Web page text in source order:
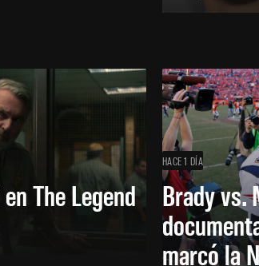
The Legend
HACE 1 DÍA
Brady vs.
marcó la